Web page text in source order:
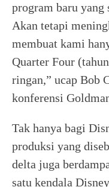
program baru yang
Akan tetapi
membuat kami
Quarter Four
ringan,” ucap Bob
konferensi
Tak hanya bagi
produksi yang
delta juga
satu kendala